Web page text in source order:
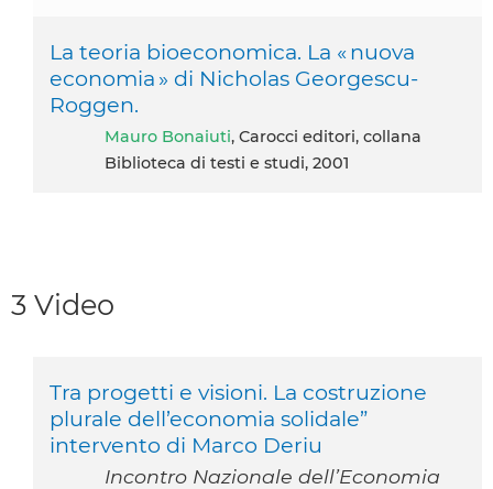
La teoria bioeconomica. La « nuova
economia » di Nicholas Georgescu-
Roggen.
Mauro Bonaiuti, Carocci editori, collana
Biblioteca di testi e studi, 2001
3 Video
Tra progetti e visioni. La costruzione
plurale dell’economia solidale”
intervento di Marco Deriu
Incontro Nazionale dell’Economia